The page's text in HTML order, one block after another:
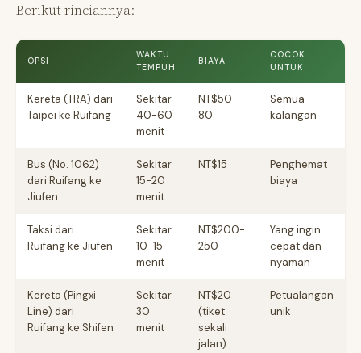
Berikut rinciannya:
OPSI
WAKTU
TEMPUH
BIAYA
COCOK
UNTUK
Kereta (TRA) dari
Taipei ke Ruifang
Sekitar
40-60
menit
NT$50-
80
Semua
kalangan
Bus (No. 1062)
dari Ruifang ke
Jiufen
Sekitar
15-20
menit
NT$15
Penghemat
biaya
Taksi dari
Ruifang ke Jiufen
Sekitar
10-15
menit
NT$200-
250
Yang ingin
cepat dan
nyaman
Kereta (Pingxi
Line) dari
Ruifang ke Shifen
Sekitar
30
menit
NT$20
(tiket
sekali
jalan)
Petualangan
unik